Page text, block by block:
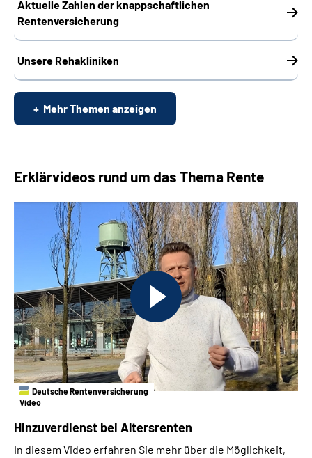
Aktuelle Zahlen der knappschaftlichen
Rentenversicherung
Unsere Rehakliniken
Mehr Themen anzeigen
Erklärvideos rund um das Thema Rente
Deutsche Rentenversicherung
Video
Hinzuverdienst bei Altersrenten
In diesem Video erfahren Sie mehr über die Möglichkeit,